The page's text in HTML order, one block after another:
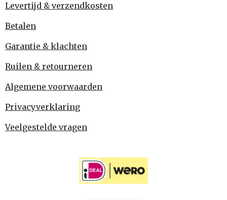
Levertijd & verzendkosten
Betalen
Garantie & klachten
Ruilen & retourneren
Algemene voorwaarden
Privacyverklaring
Veelgestelde vragen